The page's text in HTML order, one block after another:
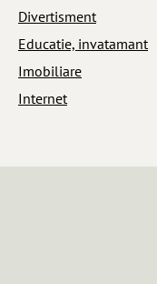
Divertisment
Educatie, invatamant
Imobiliare
Internet